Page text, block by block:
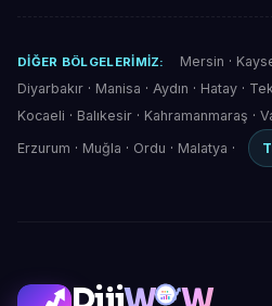
DIĞER BÖLGELERIMIZ: Mersin ·
Diyarbakır · Manisa · Aydın · Hatay ·
Kocaeli · Balıkesir · Kahramanmaraş ·
Erzurum · Muğla · Ordu · Malatya ·
DijiW W